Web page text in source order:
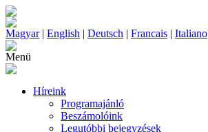
Magyar| English | Deutsch | Francais | Italiano
Menü
Híreink
Programajánló
Beszámolóink
Legutóbbi bejegyzések